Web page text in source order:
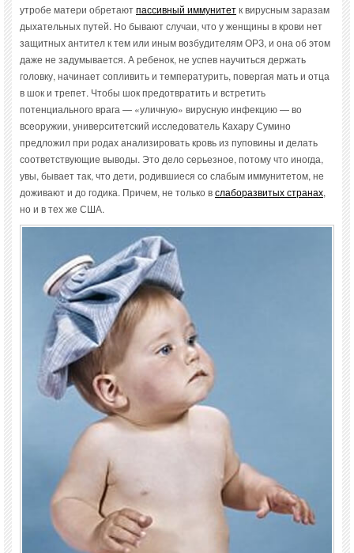
утробе матери обретаютпассивный иммунитетк вирусным заразам
дыхательных путей. Но бывают случаи, что у женщины в крови нет
защитных антител к тем или иным возбудителям ОРЗ, и она об этом
даже не задумывается. А ребенок, не успев научиться держать
головку, начинает сопливить и температурить, повергая мать и отца
в шок и трепет. Чтобы шок предотвратить и встретить
потенциального врага — «уличную» вирусную инфекцию — во
всеоружии, университетский исследователь Кахару Сумино
предложил при родах анализировать кровь из пуповины и делать
соответствующие выводы. Это дело серьезное, потому что иногда,
увы, бывает так, что дети, родившиеся со слабым иммунитетом, не
доживают и до годика. Причем, не только вслаборазвитых странах,
но и в тех же США.